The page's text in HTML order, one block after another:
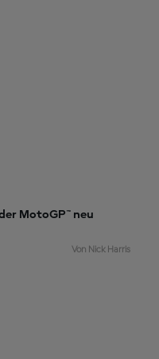
MotoGP™ neu
Von Nick Harris